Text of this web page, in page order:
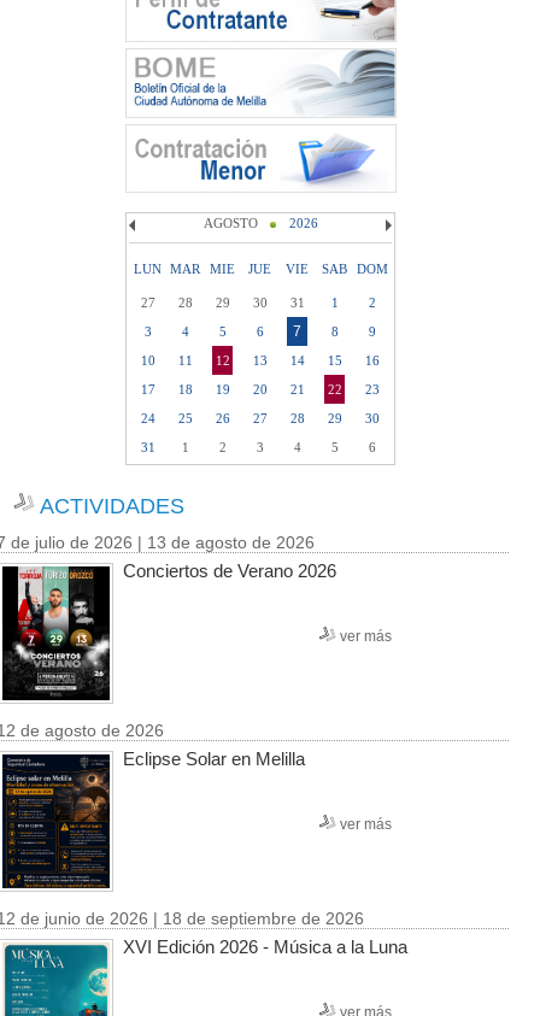
AGOSTO 2026
LUN MAR MIE JUE VIE SAB DOM
27 28 29 30 31 1
2
3
4 5 6 7 8
9
10
11 12 13 14 15
16
17
18 19 20 21 22
23
24
25 26 27 28 29
30
31
1 2 3 4 5 6
ACTIVIDADES
de julio de 2026 | 13 de agosto de 2026
Conciertos de Verano 2026
ver más
de agosto de 2026
Eclipse Solar en Melilla
ver más
de junio de 2026 | 18 de septiembre de 2026
XVI Edición 2026 - Música a la Luna